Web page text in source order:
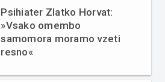
Psihiater Zlatko Horvat:
»Vsako omembo
samomora moramo vzeti
resno«